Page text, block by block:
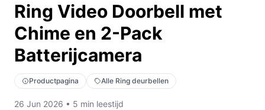
Ring Video Doorbell met
Chime en 2-Pack
Batterijcamera
Productpagina Alle Ring deurbellen
26 Jun 2026 • 5 min leestijd